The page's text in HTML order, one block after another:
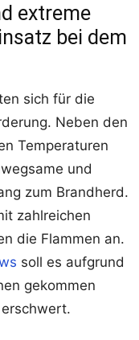
extreme
bei dem
sich für die
Neben den
Temperaturen
und
zum Brandherd.
zahlreichen
die Flammen an.
soll es aufgrund
gekommen